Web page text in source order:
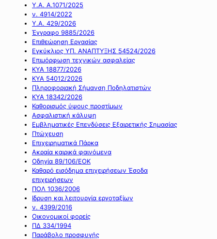
Υ.Α. Α.1071/2025
ν. 4914/2022
Υ.Α. 429/2026
Έγγραφο 9885/2026
Επιθεώρηση Εργασίας
Εγκύκλιος ΥΠ. ΑΝΑΠΤΥΞΗΣ 54524/2026
Επιμόρφωση τεχνικών ασφαλείας
ΚΥΑ 18877/2026
ΚΥΑ 54012/2026
Πληροφοριακή Σήμανση Ποδηλατιστών
ΚΥΑ 18342/2026
Καθορισμός ύψους προστίμων
Ασφαλιστική κάλυψη
Εμβληματικές Επενδύσεις Εξαιρετικής Σημασίας
Πτώχευση
Επιχειρηματικά Πάρκα
Ακραία καιρικά φαινόμενα
Οδηγία 89/106/ΕΟΚ
Καθαρό εισόδημα επιχειρήσεων Έσοδα
επιχειρήσεων
ΠΟΛ 1036/2006
Ιδρυση και λειτουργία εργοταξίων
ν. 4399/2016
Οικονομικοί φορείς
ΠΔ 334/1994
Παράβολο προσφυγής